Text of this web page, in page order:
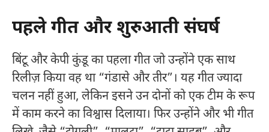
पहले गीत और शुरुआती संघर्ष
बिंटू और केपी कुंडू का पहला गीत जो उन्होंने एक साथ
रिलीज़ किया वह था “गंडासे और तीर”। यह गीत ज्यादा
चलन नहीं हुआ, लेकिन इसने उन दोनों को एक टीम के रूप
में काम करने का विश्वास दिलाया। फिर उन्होंने और भी गीत